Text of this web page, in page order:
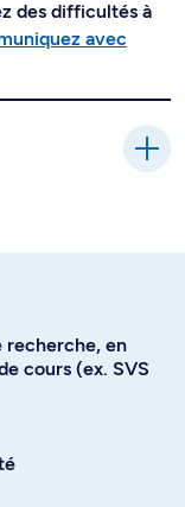
des difficultés à
avec
recherche, en
cours (ex. SVS